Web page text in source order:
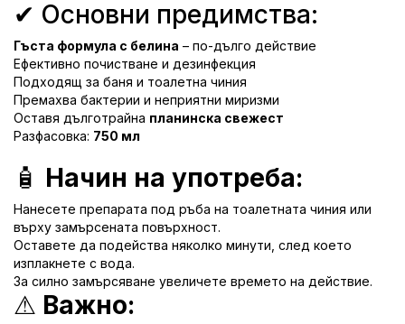
✔ Основни предимства:
Гъста формула с белина – по-дълго действие
Ефективно почистване и дезинфекция
Подходящ за баня и тоалетна чиния
Премахва бактерии и неприятни миризми
Оставя дълготрайна планинска свежест
Разфасовка: 750 мл
🧴 Начин на употреба:
Нанесете препарата под ръба на тоалетната чиния или
върху замърсената повърхност.
Оставете да подейства няколко минути, след което
изплакнете с вода.
За силно замърсяване увеличете времето на действие.
⚠ Важно: